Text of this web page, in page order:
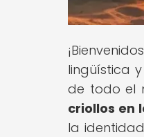
lingüística
de todo el
criollos en
la